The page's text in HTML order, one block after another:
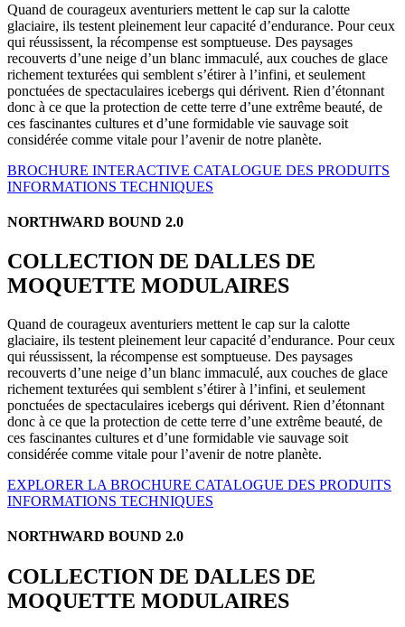
Quand de courageux aventuriers mettent le cap sur la calotte
glaciaire, ils testent pleinement leur capacité d’endurance. Pour ceux
qui réussissent, la récompense est somptueuse. Des paysages
recouverts d’une neige d’un blanc immaculé, aux couches de glace
richement texturées qui semblent s’étirer à l’infini, et seulement
ponctuées de spectaculaires icebergs qui dérivent. Rien d’étonnant
donc à ce que la protection de cette terre d’une extrême beauté, de
ces fascinantes cultures et d’une formidable vie sauvage soit
considérée comme vitale pour l’avenir de notre planète.
BROCHURE INTERACTIVE CATALOGUE DES PRODUITS
INFORMATIONS TECHNIQUES
NORTHWARD BOUND 2.0
COLLECTION DE DALLES DE
MOQUETTE MODULAIRES
Quand de courageux aventuriers mettent le cap sur la calotte
glaciaire, ils testent pleinement leur capacité d’endurance. Pour ceux
qui réussissent, la récompense est somptueuse. Des paysages
recouverts d’une neige d’un blanc immaculé, aux couches de glace
richement texturées qui semblent s’étirer à l’infini, et seulement
ponctuées de spectaculaires icebergs qui dérivent. Rien d’étonnant
donc à ce que la protection de cette terre d’une extrême beauté, de
ces fascinantes cultures et d’une formidable vie sauvage soit
considérée comme vitale pour l’avenir de notre planète.
EXPLORER LA BROCHURE CATALOGUE DES PRODUITS
INFORMATIONS TECHNIQUES
NORTHWARD BOUND 2.0
COLLECTION DE DALLES DE
MOQUETTE MODULAIRES